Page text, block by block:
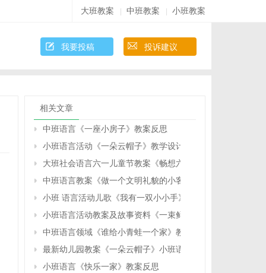
大班教案 中班教案 小班教案
我要投稿 投诉建议
相关文章
中班语言《一座小房子》教案反思
小班语言活动《一朵云帽子》教学设计反思
大班社会语言六一儿童节教案《畅想六一》反思
中班语言教案《做一个文明礼貌的小客人》教学设计与反思
小班 语言活动儿歌《我有一双小小手》复习课教案设计反思
小班语言活动教案及故事资料《一束鲜花》反思
中班语言领域《谁给小青蛙一个家》教案反思
最新幼儿园教案《一朵云帽子》小班语言反思
小班语言《快乐一家》教案反思